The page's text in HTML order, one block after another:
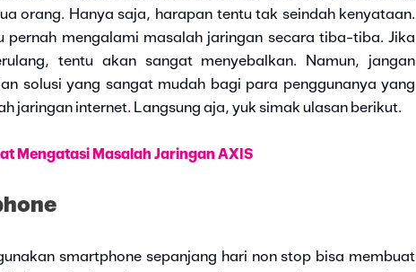
orang. Hanya saja, harapan tentu tak seindah kenyataan.
pernah mengalami masalah jaringan secara tiba-tiba. Jika
tentu akan sangat menyebalkan. Namun, jangan
solusi yang sangat mudah bagi para penggunanya yang
jaringan internet. Langsung aja, yuk simak ulasan berikut.
Mengatasi Masalah Jaringan AXIS
smartphone sepanjang hari non stop bisa membuat